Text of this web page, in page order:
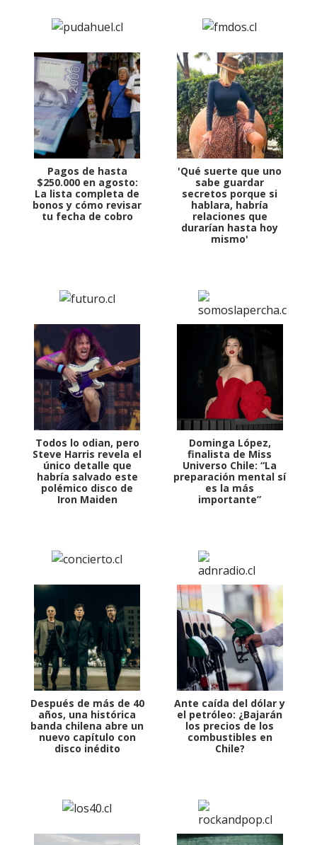
Pagos de hasta
$250.000 en agosto:
La lista completa de
bonos y cómo revisar
tu fecha de cobro
'Qué suerte que uno
sabe guardar
secretos porque si
hablara, habría
relaciones que
durarían hasta hoy
mismo'
Todos lo odian, pero
Steve Harris revela el
único detalle que
habría salvado este
polémico disco de
Iron Maiden
Dominga López,
finalista de Miss
Universo Chile: “La
preparación mental sí
es la más
importante”
Después de más de 40
años, una histórica
banda chilena abre un
nuevo capítulo con
disco inédito
Ante caída del dólar y
el petróleo: ¿Bajarán
los precios de los
combustibles en
Chile?